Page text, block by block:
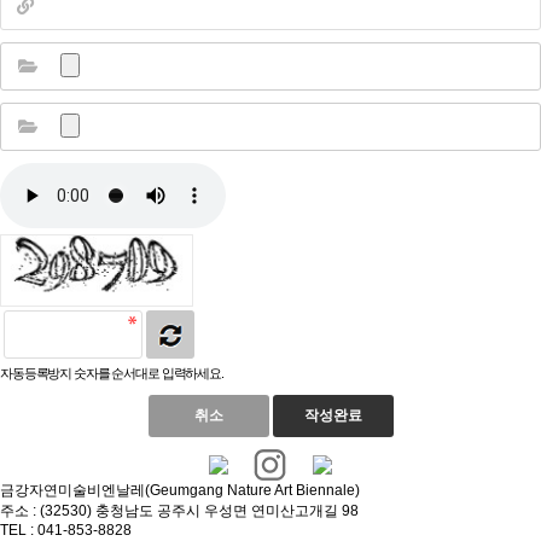
자동등록방지 숫자를 순서대로 입력하세요.
취소 작성완료
금강자연미술비엔날레(Geumgang Nature Art Biennale)
주소 : (32530) 충청남도 공주시 우성면 연미산고개길 98
TEL : 041-853-8828